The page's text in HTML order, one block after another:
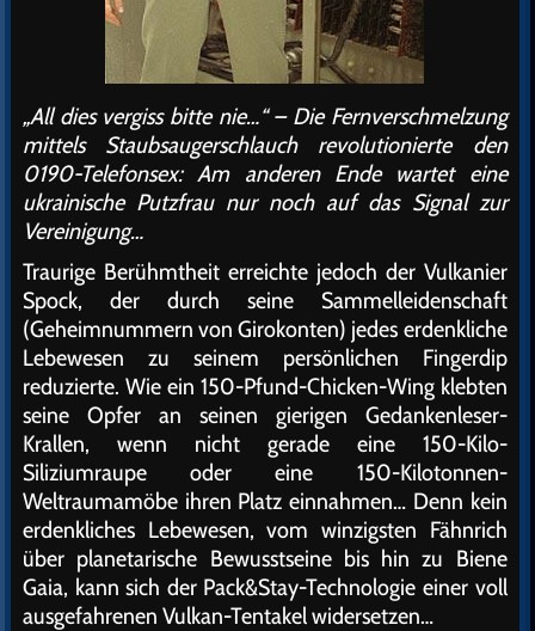
„All dies vergiss bitte nie…“ – Die Fernverschmelzung
mittels Staubsaugerschlauch revolutionierte den
0190-Telefonsex: Am anderen Ende wartet eine
ukrainische Putzfrau nur noch auf das Signal zur
Vereinigung…
Traurige Berühmtheit erreichte jedoch der Vulkanier
Spock, der durch seine Sammelleidenschaft
(Geheimnummern von Girokonten) jedes erdenkliche
Lebewesen zu seinem persönlichen Fingerdip
reduzierte. Wie ein 150-Pfund-Chicken-Wing klebten
seine Opfer an seinen gierigen Gedankenleser-
Krallen, wenn nicht gerade eine 150-Kilo-
Siliziumraupe oder eine 150-Kilotonnen-
Weltraumamöbe ihren Platz einnahmen… Denn kein
erdenkliches Lebewesen, vom winzigsten Fähnrich
über planetarische Bewusstseine bis hin zu Biene
Gaia, kann sich der Pack&Stay-Technologie einer voll
ausgefahrenen Vulkan-Tentakel widersetzen…